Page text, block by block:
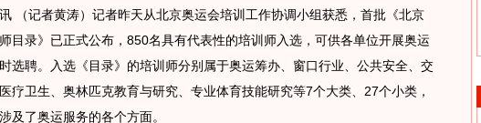
记者黄涛）记者昨天从北京奥运会培训工作协调小组获悉，首批《北京
目录》已正式公布，850名具有代表性的培训师入选，可供各单位开展奥运
选聘。入选《目录》的培训师分别属于奥运筹办、窗口行业、公共安全、交
疗卫生、奥林匹克教育与研究、专业体育技能研究等7个大类、27个小类，
及了奥运服务的各个方面。